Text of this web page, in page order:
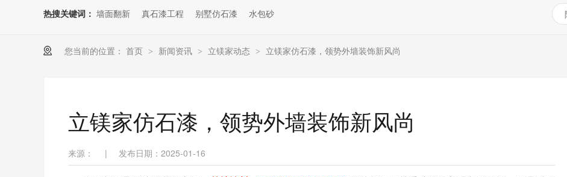
热搜关键词： 墙面翻新 真石漆工程 别墅仿石漆 水包砂
您当前的位置： 首页 > 新闻资讯 > 立镁家动态 > 立镁家仿石漆，领势外墙装饰新风尚
立镁家仿石漆，领势外墙装饰新风尚
来源： | 发布日期：2025-01-16